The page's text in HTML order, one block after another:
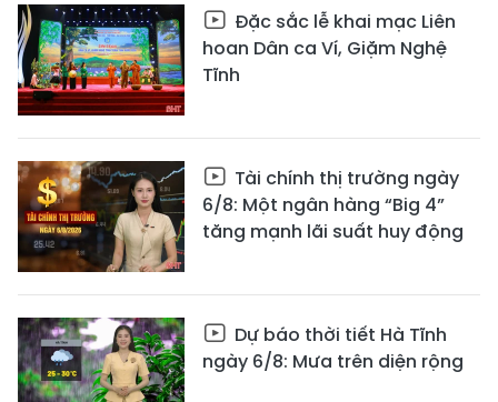
Đặc sắc lễ khai mạc Liên
hoan Dân ca Ví, Giặm Nghệ
Tĩnh
Tài chính thị trường ngày
6/8: Một ngân hàng “Big 4”
tăng mạnh lãi suất huy động
Dự báo thời tiết Hà Tĩnh
ngày 6/8: Mưa trên diện rộng